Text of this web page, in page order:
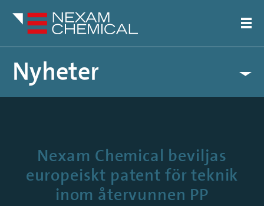
Nyheter
Nexam Chemical beviljas
europeiskt patent för teknik
inom återvunnen PP